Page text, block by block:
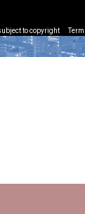
to copyright